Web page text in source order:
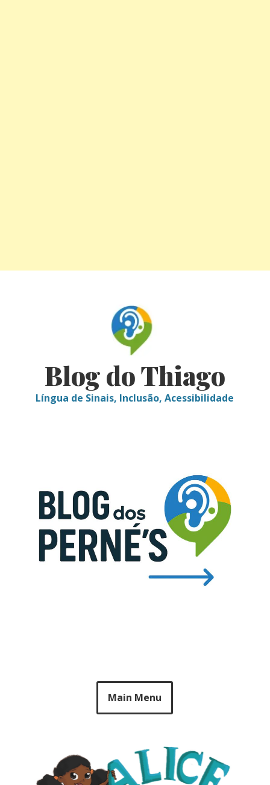
Blog do Thiago
Língua de Sinais, Inclusão, Acessibilidade
Main Menu